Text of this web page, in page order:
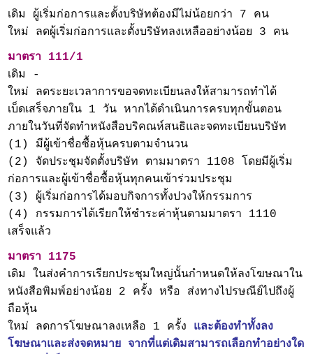
เดิม ผู้เริ่มก่อการและตั้งบริษัทต้องมีไม่น้อยกว่า 7 คน
ใหม่ ลดผู้เริ่มก่อการและตั้งบริษัทลงเหลืออย่างน้อย 3 คน
มาตรา 111/1
เดิม -
ใหม่ ลดระยะเวลาการขอจดทะเบียนลงให้สามารถทำได้
เบ็ดเสร็จภายใน 1 วัน หากได้ดำเนินการครบทุกขั้นตอน
ภายในวันที่จัดทำหนังสือบริคณห์สนธิและจดทะเบียนบริษัท
(1) มีผู้เข้าชื่อซื้อหุ้นครบตามจำนวน
(2) จัดประชุมจัดตั้งบริษัท ตามมาตรา 1108 โดยมีผู้เริ่ม
ก่อการและผู้เข้าชื่อซื้อหุ้นทุกคนเข้าร่วมประชุม
(3) ผู้เริ่มก่อการได้มอบกิจการทั้งปวงให้กรรมการ
(4) กรรมการได้เรียกให้ชำระค่าหุ้นตามมาตรา 1110
เสร็จแล้ว
มาตรา 1175
เดิม ในส่งคำการเรียกประชุมใหญ่นั้นกำหนดให้ลงโฆษณาใน
หนังสือพิมพ์อย่างน้อย 2 ครั้ง หรือ ส่งทางไปรษณีย์ไปถึงผู้
ถือหุ้น
ใหม่ ลดการโฆษณาลงเหลือ 1 ครั้ง และต้องทำทั้งลง
โฆษณาและส่งจดหมาย จากที่แต่เดิมสามารถเลือกทำอย่างใด